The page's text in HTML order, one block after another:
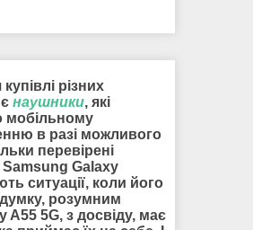
різних
наушники, які
мобільному
в разі можливого
перевірені
Galaxy
ситуації, коли його
розумним
A55 5G, з досвіду, має